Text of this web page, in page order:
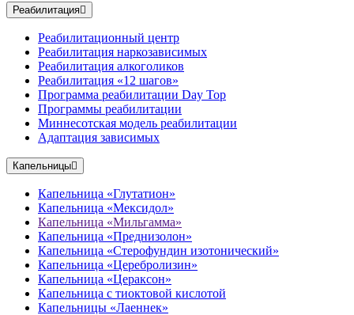
Реабилитация
Реабилитационный центр
Реабилитация наркозависимых
Реабилитация алкоголиков
Реабилитация «12 шагов»
Программа реабилитации Day Top
Программы реабилитации
Миннесотская модель реабилитации
Адаптация зависимых
Капельницы
Капельница «Глутатион»
Капельница «Мексидол»
Капельница «Мильгамма»
Капельница «Преднизолон»
Капельница «Стерофундин изотонический»
Капельница «Церебролизин»
Капельница «Цераксон»
Капельница с тиоктовой кислотой
Капельницы «Лаеннек»